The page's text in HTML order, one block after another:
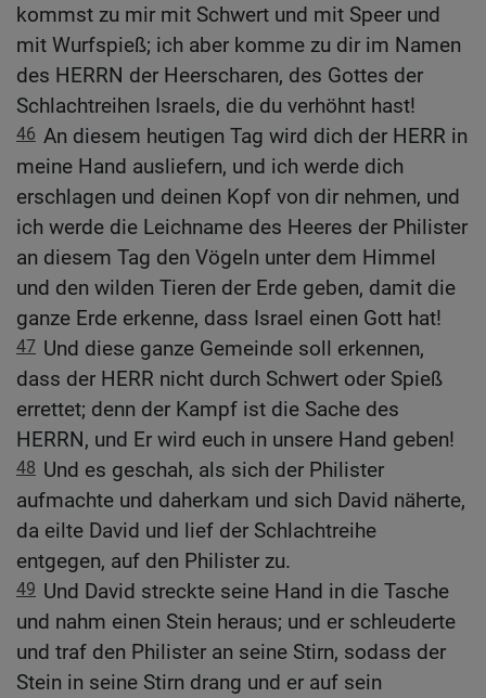
kommst zu mir mit Schwert und mit Speer und
mit Wurfspieß; ich aber komme zu dir im Namen
des HERRN der Heerscharen, des Gottes der
Schlachtreihen Israels, die du verhöhnt hast!
46 An diesem heutigen Tag wird dich der HERR in
meine Hand ausliefern, und ich werde dich
erschlagen und deinen Kopf von dir nehmen, und
ich werde die Leichname des Heeres der Philister
an diesem Tag den Vögeln unter dem Himmel
und den wilden Tieren der Erde geben, damit die
ganze Erde erkenne, dass Israel einen Gott hat!
47 Und diese ganze Gemeinde soll erkennen,
dass der HERR nicht durch Schwert oder Spieß
errettet; denn der Kampf ist die Sache des
HERRN, und Er wird euch in unsere Hand geben!
48 Und es geschah, als sich der Philister
aufmachte und daherkam und sich David näherte,
da eilte David und lief der Schlachtreihe
entgegen, auf den Philister zu.
49 Und David streckte seine Hand in die Tasche
und nahm einen Stein heraus; und er schleuderte
und traf den Philister an seine Stirn, sodass der
Stein in seine Stirn drang und er auf sein